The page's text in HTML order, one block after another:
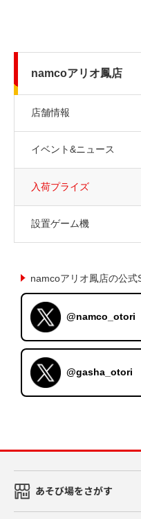
namcoアリオ鳳店
店舗情報
イベント&ニュース
入荷プライズ
設置ゲーム機
namcoアリオ鳳店の公式
@namco_otori
@gasha_otori
あそび場をさがす